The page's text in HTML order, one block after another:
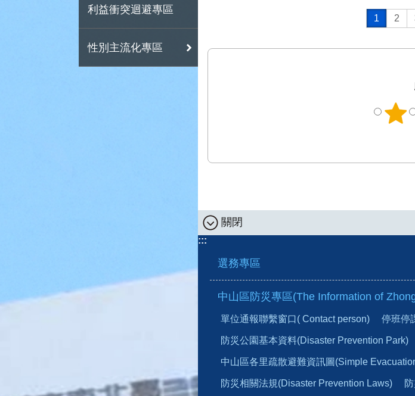
利益衝突迴避專區
性別主流化專區
1 2
關閉
:::
選務專區
中山區防災專區(The Information of
單位通報聯繫窗口( Contact person) 停班停
防災公園基本資料(Disaster Prevention Park)
中山區各里疏散避難資訊圖(Simple
防災相關法規(Disaster Prevention Laws)